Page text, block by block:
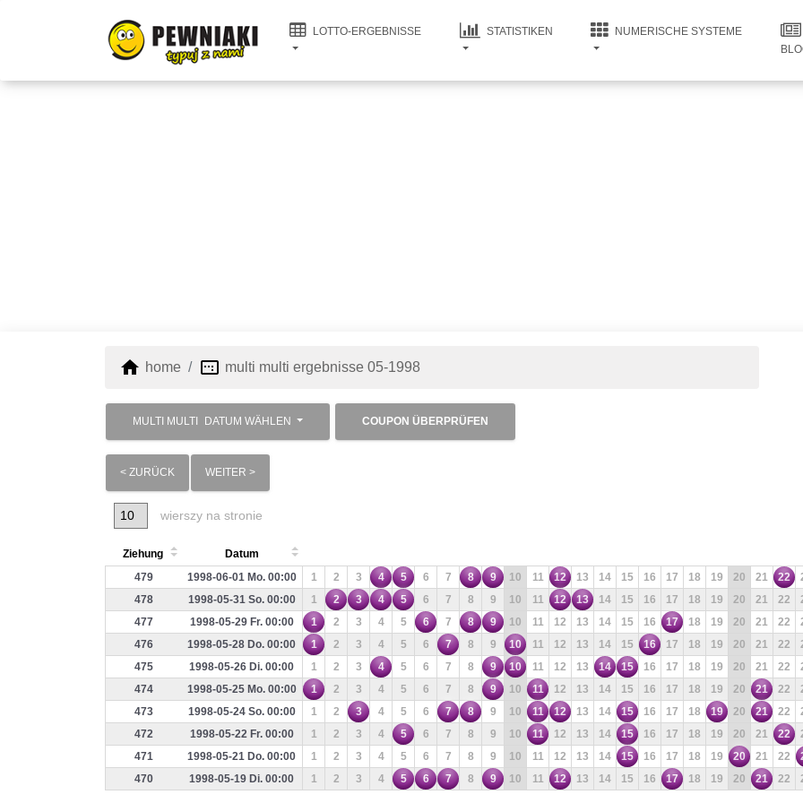
LOTTO-ERGEBNISSE STATISTIKEN
NUMERISCHE SYSTEME
home home image_aspect_ratio multi multi ergebnisse 05-1998
MULTI MULTI DATUM WÄHLEN COUPON ÜBERPRÜFEN
< ZURÜCK WEITER >
wierszy na stronie
Ziehung
Datum
479
1998-06-01 Mo. 00:00 1 2 3 4 5 6 7 8 9 10 11 12 13 14 15 16 17 18 19 20 21 22
478
1998-05-31 So. 00:00 1 2 3 4 5 6 7 8 9 10 11 12 13 14 15 16 17 18 19 20 21 22
477
1998-05-29 Fr. 00:00 1 2 3 4 5 6 7 8 9 10 11 12 13 14 15 16 17 18 19 20 21 22
476
1998-05-28 Do. 00:00 1 2 3 4 5 6 7 8 9 10 11 12 13 14 15 16 17 18 19 20 21 22
475
1998-05-26 Di. 00:00 1 2 3 4 5 6 7 8 9 10 11 12 13 14 15 16 17 18 19 20 21 22
474
1998-05-25 Mo. 00:00 1 2 3 4 5 6 7 8 9 10 11 12 13 14 15 16 17 18 19 20 21 22
473
1998-05-24 So. 00:00 1 2 3 4 5 6 7 8 9 10 11 12 13 14 15 16 17 18 19 20 21 22
472
1998-05-22 Fr. 00:00 1 2 3 4 5 6 7 8 9 10 11 12 13 14 15 16 17 18 19 20 21 22
471
1998-05-21 Do. 00:00 1 2 3 4 5 6 7 8 9 10 11 12 13 14 15 16 17 18 19 20 21 22
470
1998-05-19 Di. 00:00 1 2 3 4 5 6 7 8 9 10 11 12 13 14 15 16 17 18 19 20 21 22